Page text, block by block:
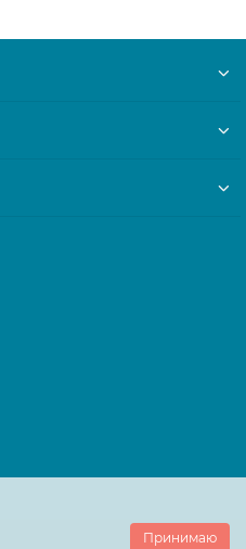
Принимаю